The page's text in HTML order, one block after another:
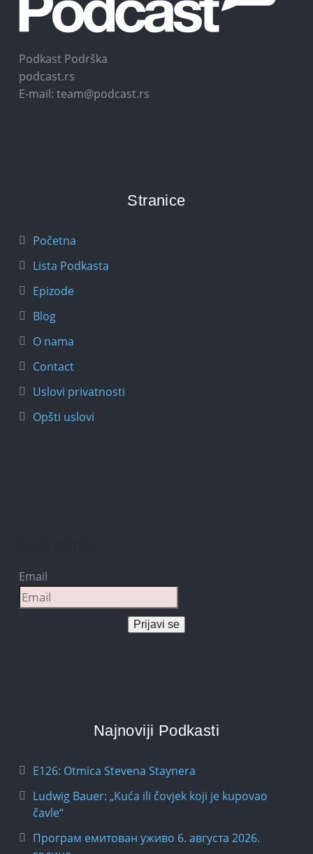
Podkast Podrška
podcast.rs
E-mail: team@podcast.rs
Stranice
Početna
Lista Podkasta
Epizode
Blog
O nama
Contact
Uslovi privatnosti
Opšti uslovi
Email
Prijavi se
Najnoviji Podkasti
E126: Otmica Stevena Staynera
Ludwig Bauer: „Kuća ili čovjek koji je kupovao
čavle“
Програм емитован уживо 6. августа 2026.